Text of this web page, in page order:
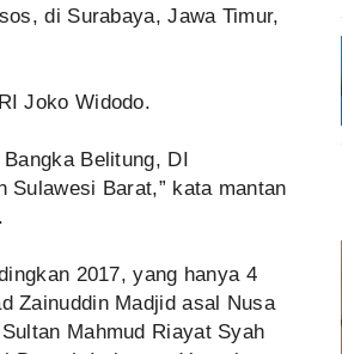
di Surabaya, Jawa Timur,
Joko Widodo.
Belitung, DI
Sulawesi Barat,” kata mantan
2017, yang hanya 4
Zainuddin Madjid asal Nusa
Mahmud Riayat Syah